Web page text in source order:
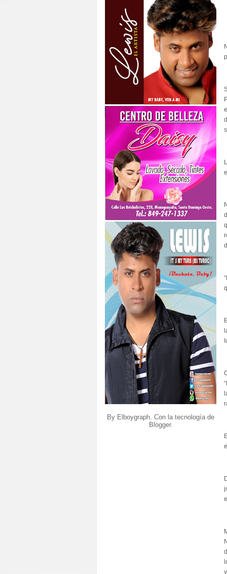
By Elboygraph. Con la tecnología de
Blogger.